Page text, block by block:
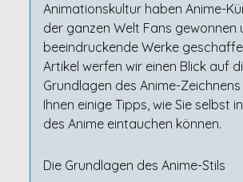
Animationskultur haben Anime-
der ganzen Welt Fans gewonnen
beeindruckende Werke
Artikel werfen wir einen Blick auf
Grundlagen des Anime-
Ihnen einige Tipps, wie Sie selbst
des Anime eintauchen können.
Die Grundlagen des Anime-Stils